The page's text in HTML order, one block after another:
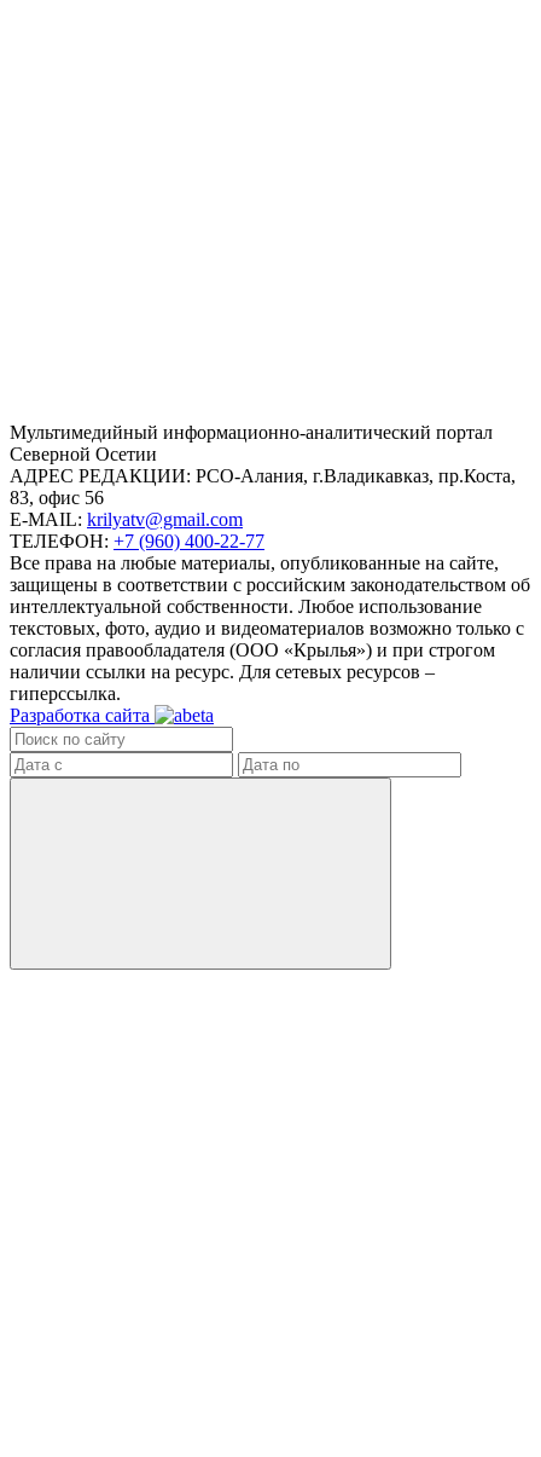
Mультимедийный информационно-аналитический портал
Северной Осетии
АДРЕС РЕДАКЦИИ: РСО-Алания, г.Владикавказ, пр.Коста,
83, офис 56
E-MAIL: krilyatv@gmail.com
ТЕЛЕФОН: +7 (960) 400-22-77
Все права на любые материалы, опубликованные на сайте,
защищены в соответствии с российским законодательством об
интеллектуальной собственности. Любое использование
текстовых, фото, аудио и видеоматериалов возможно только с
согласия правообладателя (ООО «Крылья») и при строгом
наличии ссылки на ресурс. Для сетевых ресурсов –
гиперссылка.
Разработка сайта